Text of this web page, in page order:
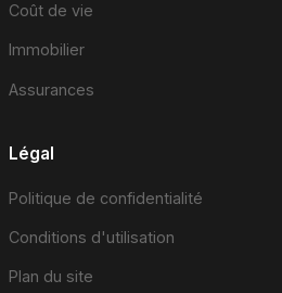
Coût de vie
Immobilier
Assurances
Légal
Politique de confidentialité
Conditions d'utilisation
Plan du site